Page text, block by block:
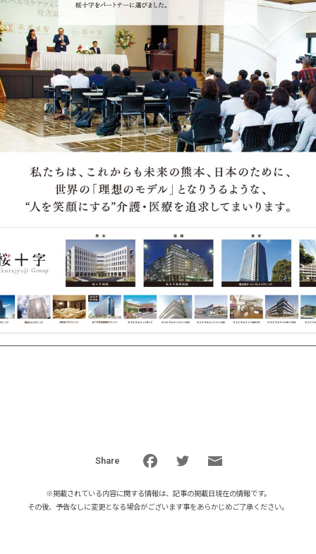
Share
※掲載されている内容に関する情報は、記事の掲載日現在の情報です。
その後、予告なしに変更となる場合がございます事をあらかじめご了承ください。